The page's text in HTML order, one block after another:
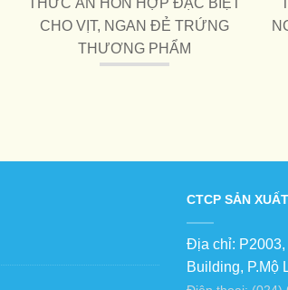
THỨC ĂN HỖN HỢP ĐẶC BIỆT
CHO VỊT, NGAN ĐẺ TRỨNG
THƯƠNG PHẨM
CTCP SẢN
Địa chỉ: P2003,
Building, P.Mộ